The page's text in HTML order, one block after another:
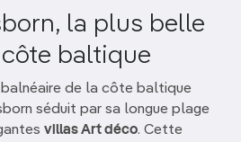
la plus belle
baltique
de la côte baltique
séduit par sa longue plage
villas Art déco. Cette